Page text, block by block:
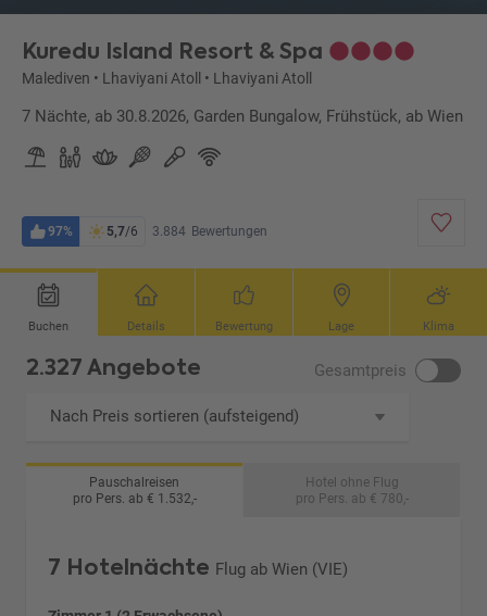
Kuredu Island Resort & Spa
Malediven • Lhaviyani Atoll • Lhaviyani Atoll
7 Nächte, ab 30.8.2026, Garden Bungalow, Frühstück, ab Wien
97% 5,7/6 3.884 Bewertungen
Buchen Details Bewertung Lage Klima
2.327 Angebote Gesamtpreis
Nach Preis sortieren (aufsteigend)
Pauschalreisen
pro Pers. ab € 1.532,-
Hotel ohne Flug
pro Pers. ab € 780,-
7 Hotelnächte Flug ab Wien (VIE)